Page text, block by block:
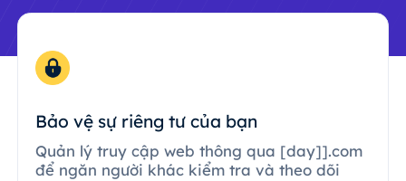
Bảo vệ sự riêng tư của bạn
Quản lý truy cập web thông qua [day]].com
để ngăn người khác kiểm tra và theo dõi